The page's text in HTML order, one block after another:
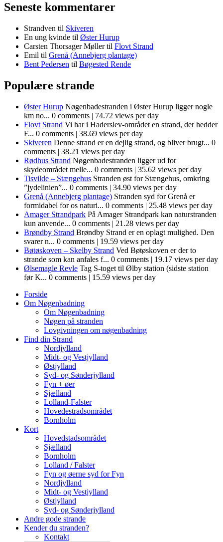
Seneste kommentarer
Strandven til Skiveren
En ung kvinde til Øster Hurup
Carsten Thorsager Møllertil Flovt Strand
Emil til Grenå (Annebjerg plantage)
Bent Pedersen til Bøgested Rende
Populære strande
Øster Hurup Nøgenbadestranden i Øster Hurup ligger nogle
km no... 0 comments | 74.72 views per day
Flovt Strand Vi har i Haderslev-området en strand, der hedder
F... 0 comments | 38.69 views per day
Skiveren Denne strand er en dejlig strand, og bliver brugt... 0
comments | 38.21 views per day
Rødhus Strand Nøgenbadestranden ligger ud for
skydeområdet melle... 0 comments | 35.62 views per day
Tisvilde – Stængehus Stranden øst for Stængehus, omkring
”jydelinien”... 0 comments | 34.90 views per day
Grenå (Annebjerg plantage) Stranden syd for Grenå er
formidabel for os naturi... 0 comments | 25.48 views per day
Amager Strandpark På Amager Strandpark kan naturstranden
kun anvende... 0 comments | 21.28 views per day
Brøndby Strand Brøndby Strand er en oplagt mulighed. Den
svarer n... 0 comments | 19.59 views per day
Bøtøskoven – Skelby Strand Ved Bøtøskoven er der to
strande som kan anfales f... 0 comments | 19.17 views per day
Ølsemagle Revle Tag S-toget til Ølby station (sidste station
før K... 0 comments | 15.59 views per day
Forside
Om Nøgenbadning
Om Nøgenbadning
Nøgen på stranden
Lovgivningen om nøgenbadning
Find din Strand
Nordjylland
Midt- og Vestjylland
Østjylland
Syd- og Sønderjylland
Fyn + øer
Sjælland
Lolland-Falster
Hovedestradsområdet
Bornholm
Kort
Hovedstadsområdet
Sjælland
Bornholm
Lolland / Falster
Fyn og øerne syd for Fyn
Nordjylland
Midt- og Vestjylland
Østjylland
Syd- og Sønderjylland
Andre gode strande
Kender du stranden?
Kontakt